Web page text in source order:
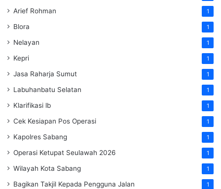
Arief Rohman 1
Blora 1
Nelayan 1
Kepri 1
Jasa Raharja Sumut 1
Labuhanbatu Selatan 1
Klarifikasi lb 1
Cek Kesiapan Pos Operasi 1
Kapolres Sabang 1
Operasi Ketupat Seulawah 2026 1
Wilayah Kota Sabang 1
Bagikan Takjil Kepada Pengguna Jalan 1